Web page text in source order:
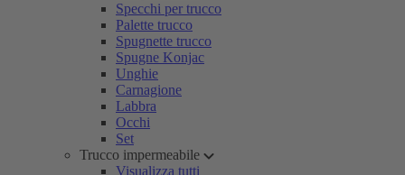
Specchi per trucco
Palette trucco
Spugnette trucco
Spugne Konjac
Unghie
Carnagione
Labbra
Occhi
Set
Trucco impermeabile
Visualizza tutti